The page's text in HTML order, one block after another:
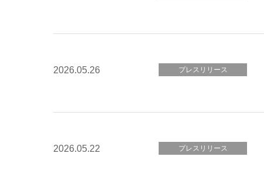
2026.05.26 プレスリリース
2026.05.22 プレスリリース